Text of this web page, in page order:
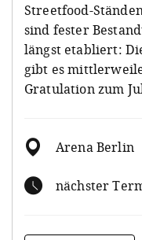
Streetfood-
sind fester
längst etabliert:
gibt es
Gratulation zum
Arena Berlin
nächster